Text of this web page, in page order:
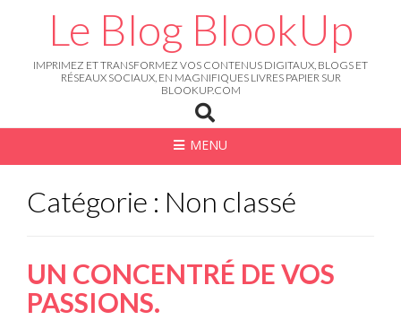
Le Blog BlookUp
IMPRIMEZ ET TRANSFORMEZ VOS CONTENUS DIGITAUX, BLOGS ET
RÉSEAUX SOCIAUX, EN MAGNIFIQUES LIVRES PAPIER SUR
BLOOKUP.COM
MENU
Catégorie : Non classé
UN CONCENTRÉ DE VOS
PASSIONS.